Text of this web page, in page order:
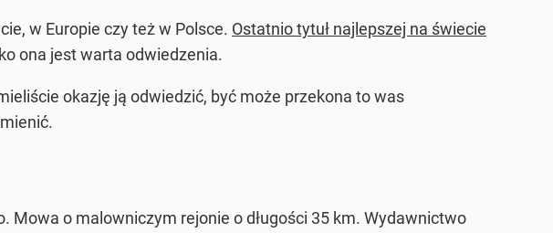
w Europie czy też w Polsce. Ostatnio tytuł najlepszej na świecie
ona jest warta odwiedzenia.
okazję ją odwiedzić, być może przekona to was
Mowa o malowniczym rejonie o długości 35 km. Wydawnictwo